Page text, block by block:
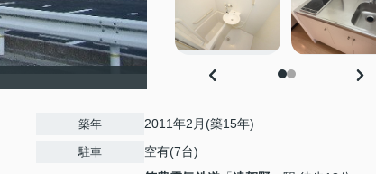
築年 2011年2月(築15年)
駐車
空有(7台)